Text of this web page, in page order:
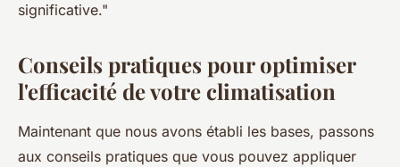
significative."
Conseils pratiques pour optimiser
l'efficacité de votre climatisation
Maintenant que nous avons établi les bases, passons
aux conseils pratiques que vous pouvez appliquer